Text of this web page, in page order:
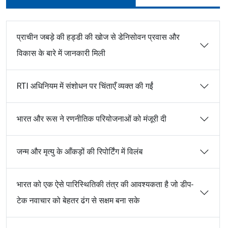
प्राचीन जबड़े की हड्डी की खोज से डेनिसोवन प्रवास और
विकास के बारे में जानकारी मिली
RTI अधिनियम में संशोधन पर चिंताएँ व्यक्त की गईं
भारत और रूस ने रणनीतिक परियोजनाओं को मंजूरी दी
जन्म और मृत्यु के आँकड़ों की रिपोर्टिंग में विलंब
भारत को एक ऐसे पारिस्थितिकी तंत्र की आवश्यकता है जो डीप-
टेक नवाचार को बेहतर ढंग से सक्षम बना सके